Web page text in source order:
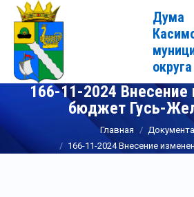
Дума
округа
166-11-2024 Внесение
бюджет Гусь-
Главная
166-11-2024 Внесение